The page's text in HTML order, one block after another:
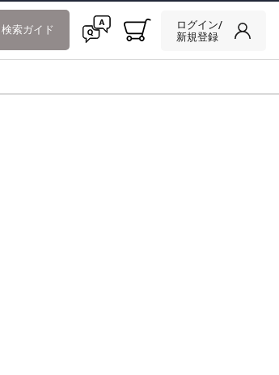
検索ガイド
ログイン/
新規登録